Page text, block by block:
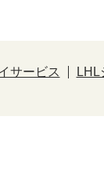
サービス LHL